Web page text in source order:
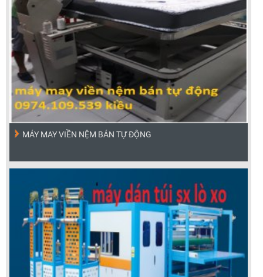
MÁY MAY VIỀN NỆM BÁN TỰ ĐỘNG